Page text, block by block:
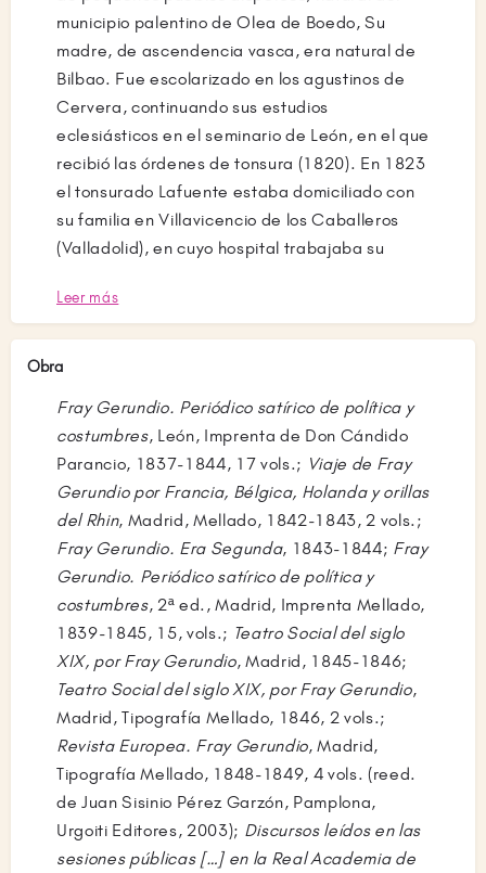
municipio palentino de Olea de Boedo, Su
madre, de ascendencia vasca, era natural de
Bilbao. Fue escolarizado en los agustinos de
Cervera, continuando sus estudios
eclesiásticos en el seminario de León, en el que
recibió las órdenes de tonsura (1820). En 1823
el tonsurado Lafuente estaba domiciliado con
su familia en Villavicencio de los Caballeros
(Valladolid), en cuyo hospital trabajaba su
seminarios de León y Astorga, sin llegar a
terminar la carrera eclesiástica y con dudas
respecto a seguir la carrera de Derecho en
Santiago de Compostela. En 1831, cuando F.
Torres y Amat, liberal moderado, fue nombrado
obispo de Astorga, Lafuente ocupó el cargo de
bibliotecario del seminario astorgano y se
encargó de la cátedra de Filosofía, aunque
seguía siendo sólo tonsurado.
A la muerte del rey Fernando VII (1833),
Lafuente decidió definitivamente no ordenarse
sacerdote y cambió la carrera eclesiástica por
la política dentro de la corriente liberal
progresista. En 1837 fundó en León el
periódicoFray Gerundio, de corte satírico, que
luego prosiguió en Madrid hasta 1849, con una
interrupción entre 1843 y 1848, y que se hizo
muy famoso en toda España y contribuyó
eficazmente a la difusión de las ideas de
Leer más
Obra
Fray Gerundio. Periódico satírico de política y
costumbres, León, Imprenta de Don Cándido
Parancio, 1837-1844, 17 vols.; Viaje de Fray
Gerundio por Francia, Bélgica, Holanda y orillas
del Rhin, Madrid, Mellado, 1842-1843, 2 vols.;
Fray Gerundio. Era Segunda, 1843-1844; Fray
Gerundio. Periódico satírico de política y
costumbres, 2ª ed., Madrid, Imprenta Mellado,
1839-1845, 15, vols.; Teatro Social del siglo
XIX, por Fray Gerundio, Madrid, 1845-1846;
Teatro Social del siglo XIX, por Fray Gerundio,
Madrid, Tipografía Mellado, 1846, 2 vols.;
Revista Europea. Fray Gerundio, Madrid,
Tipografía Mellado, 1848-1849, 4 vols. (reed.
de Juan Sisinio Pérez Garzón, Pamplona,
Urgoiti Editores, 2003); Discursos leídos en las
sesiones públicas […] en la Real Academia de